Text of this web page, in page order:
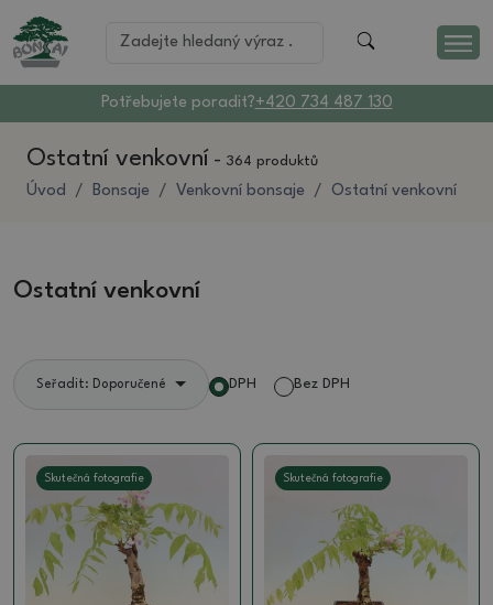
Potřebujete poradit?+420 734 487 130
Ostatní venkovní - 364 produktů
Úvod Bonsaje Venkovní bonsaje Ostatní venkovní
Ostatní venkovní
Seřadit: Doporučené DPH Bez DPH
Skutečná fotografie Skutečná fotografie